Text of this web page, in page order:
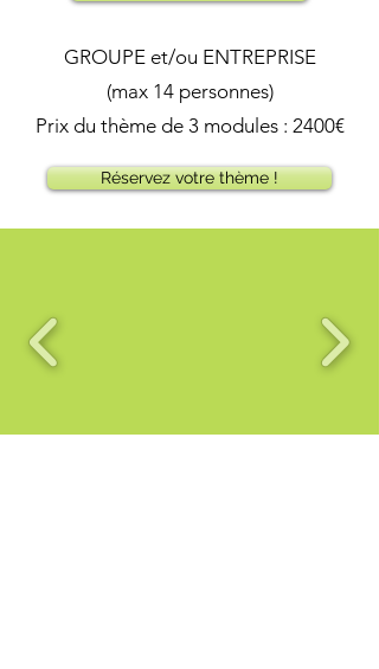
GROUPE et/ou ENTREPRISE
(max 14 personnes)
Prix du thème de 3 modules : 2400€
Réservez votre thème !